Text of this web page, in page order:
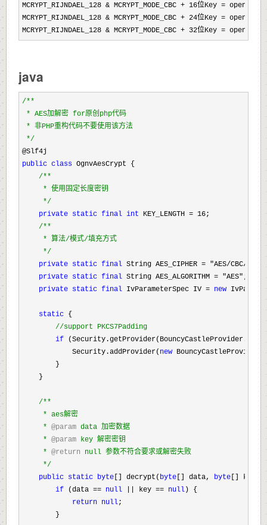
MCRYPT_RIJNDAEL_128 & MCRYPT_MODE_CBC + 16位Key =
MCRYPT_RIJNDAEL_128 & MCRYPT_MODE_CBC + 24位Key =
MCRYPT_RIJNDAEL_128 & MCRYPT_MODE_CBC + 32位Key =
java
/**
* AES加解密 for原创php代码
* 非PHP重构代码不要使用该方法
*/
public class OgnvAesCrypt {
/**
     * 使用固定长度密钥
*/
private static final int KEY_LENGTH = 16;
/**
     * 算法/模式/填充方式
*/
private static final String AES_CIPHER = "AES/CBC/
private static final String AES_ALGORITHM = "AES" ;
private static final IvParameterSpec IV = new
static {
//support PKCS7Padding
if
            Security.addProvider(
new
        }
    }
/**
     * aes解密
     *
@param data 加密数据
     *
@param key 解密密钥
     *
@return null 参数不符合要求或解密失败
*/
public static byte [] decrypt( byte [] data, byte [] key)
if (data == null || key == null) {
return null;
        }